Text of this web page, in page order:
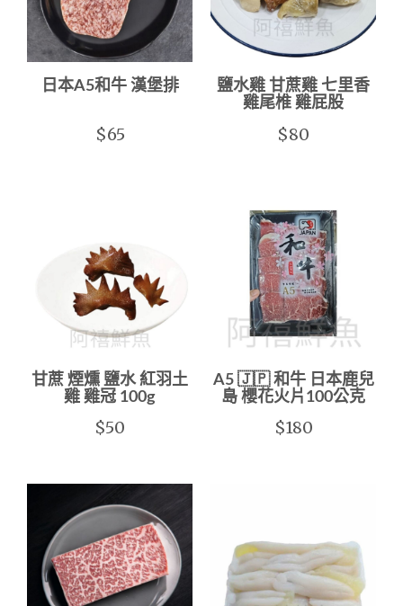
日本A5和牛 漢堡排
$65
鹽水雞 甘蔗雞 七里香
雞尾椎 雞屁股
$80
甘蔗 煙燻 鹽水 紅羽土
雞 雞冠 100g
$50
A5 🇯🇵 和牛 日本鹿兒
島 櫻花火片100公克
$180